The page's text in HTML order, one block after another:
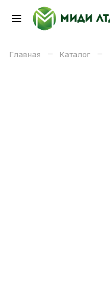
Главная – Каталог –